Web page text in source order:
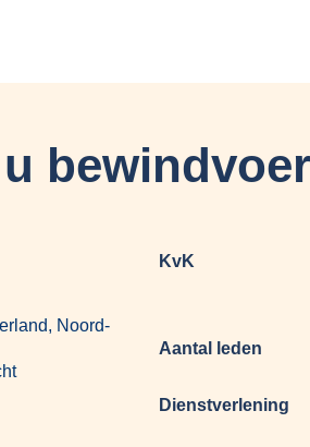
Noord-
KvK
Aantal leden
Dienstverlening